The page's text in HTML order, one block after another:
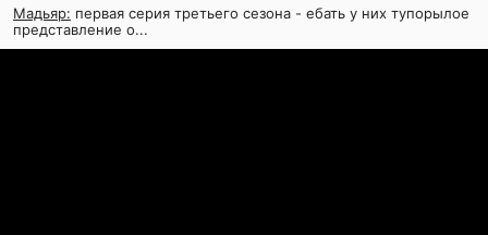
Мадьяр: первая серия третьего сезона - ебать у них тупорылое
представление о...